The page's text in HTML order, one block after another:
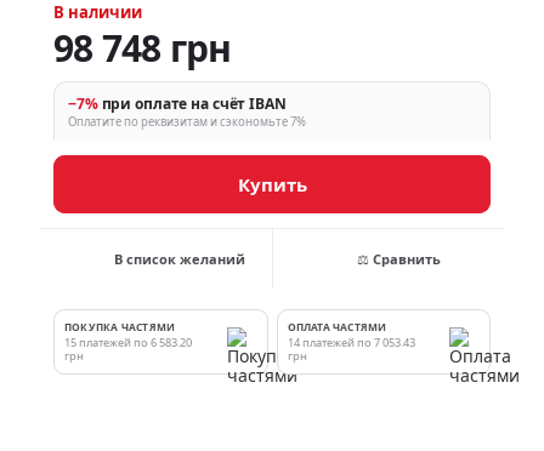
В наличии
98 748 грн
−7% при оплате на счёт IBAN
Оплатите по реквизитам и сэкономьте 7%
Купить
В список желаний ⚖ Сравнить
ПОКУПКА ЧАСТЯМИ
15 платежей по 6 583.20
грн
ОПЛАТА ЧАСТЯМИ
14 платежей по 7 053.43
грн